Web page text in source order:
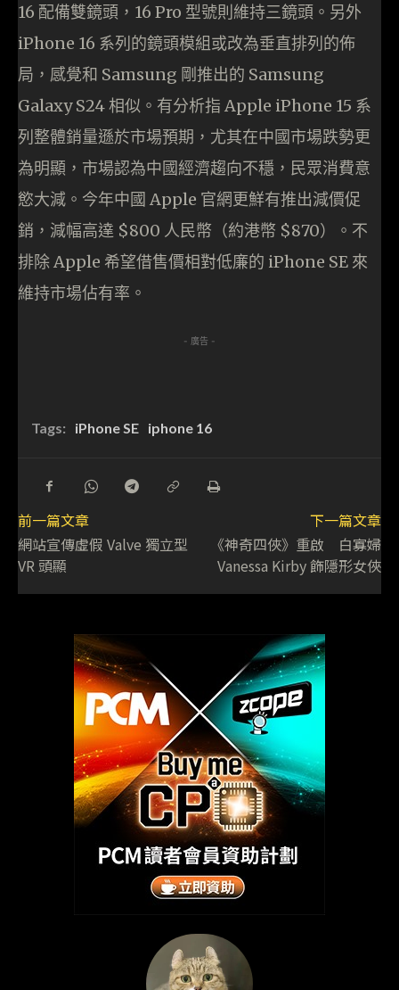
16 配備雙鏡頭，16 Pro 型號則維持三鏡頭。另外
iPhone 16 系列的鏡頭模組或改為垂直排列的佈
局，感覺和 Samsung 剛推出的 Samsung
Galaxy S24 相似。有分析指 Apple iPhone 15 系
列整體銷量遜於市場預期，尤其在中國市場跌勢更
為明顯，市場認為中國經濟趨向不穩，民眾消費意
慾大減。今年中國 Apple 官網更鮮有推出減價促
銷，減幅高達 $800 人民幣（約港幣 $870）。不
排除 Apple 希望借售價相對低廉的 iPhone SE 來
維持市場佔有率。
- 廣告 -
Tags: iPhone SE iphone 16
前一篇文章
網站宣傳虛假 Valve 獨立型
VR 頭顯
下一篇文章
《神奇四俠》重啟 白寡婦
Vanessa Kirby 飾隱形女俠